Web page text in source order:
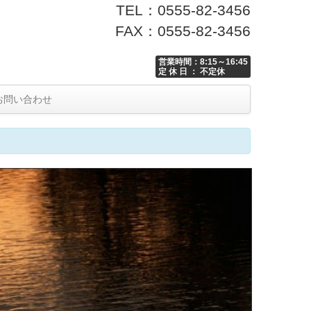
TEL：0555-82-3456
FAX：0555-82-3456
営業時間：8:15～16:45
定 休 日 ： 不定休
い合わせ